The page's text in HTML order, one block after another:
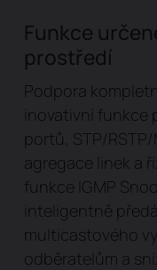
Funkce
prostředí
Podpora
inovativní funkce
portů, STP/
agregace linek a
funkce IGMP
inteligentně
multicastového
odběratelům a